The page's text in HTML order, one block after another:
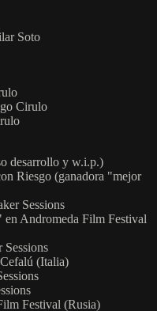
Soto
Cirulo
desarrollo y w.i.p.)
Riesgo (ganadora "mejor
Sessions
Andromeda Film Festival
(Italia)
Festival (Rusia)